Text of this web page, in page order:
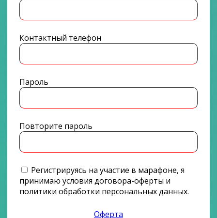
Контактный телефон
Пароль
Повторите пароль
Регистрируясь на участие в марафоне, я
принимаю условия договора-оферты и
политики обработки персональных данных.
Оферта